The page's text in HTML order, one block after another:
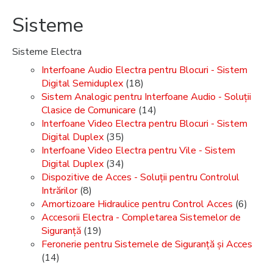
Sisteme
Sisteme Electra
Interfoane Audio Electra pentru Blocuri - Sistem
Digital Semiduplex (18)
Sistem Analogic pentru Interfoane Audio - Soluții
Clasice de Comunicare (14)
Interfoane Video Electra pentru Blocuri - Sistem
Digital Duplex (35)
Interfoane Video Electra pentru Vile - Sistem
Digital Duplex (34)
Dispozitive de Acces - Soluții pentru Controlul
Intrărilor (8)
Amortizoare Hidraulice pentru Control Acces (6)
Accesorii Electra - Completarea Sistemelor de
Siguranță (19)
Feronerie pentru Sistemele de Siguranță și Acces
(14)